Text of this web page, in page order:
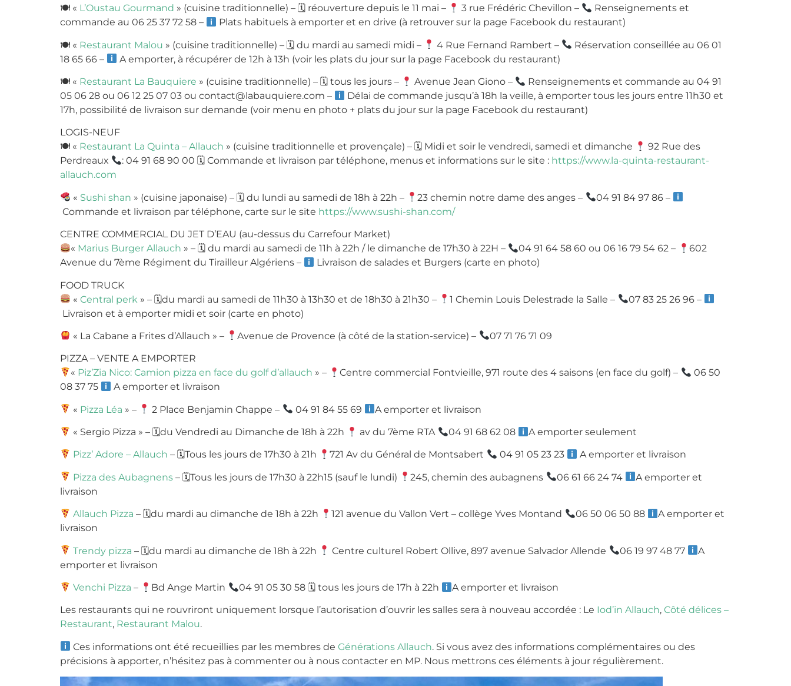
🍽 « L’Oustau Gourmand » (cuisine traditionnelle) – 🗓 réouverture depuis le 11 mai – 3 rue Frédéric Chevillon –
Renseignements et
commande au 06 25 37 72 58 –
Plats habituels à emporter et en drive (à retrouver sur la page Facebook du restaurant)
🍽 « Restaurant Malou » (cuisine traditionnelle) – 🗓 du mardi au samedi midi – 4 Rue Fernand Rambert –
Réservation conseillée au 06 01
18 65 66 –
A emporter, à récupérer de 12h à 13h (voir les plats du jour sur la page Facebook du restaurant)
🍽 « Restaurant La Bauquiere » (cuisine traditionnelle) – 🗓 tous les jours – Avenue Jean Giono –
Renseignements et commande au 04 91
05 06 28 ou 06 12 25 07 03 ou contact@labauquiere.com –
Délai de commande jusqu’à 18h la veille, à emporter tous les jours entre 11h30 et
17h, possibilité de livraison sur demande (voir menu en photo + plats du jour sur la page Facebook du restaurant)
LOGIS-NEUF
🍽 « Restaurant La Quinta – Allauch » (cuisine traditionnelle et provençale) – 🗓 Midi et soir le vendredi, samedi et dimanche
92 Rue des
Perdreaux
: 04 91 68 90 00 🗓 Commande et livraison par téléphone, menus et informations sur le site : https://www.la-quinta-restaurant-
allauch.com
« Sushi shan » (cuisine japonaise) –🗓 du lundi au samedi de 18h à 22h – 23 chemin notre dame des anges –
04 91 84 97 86 –
Commande et livraison par téléphone, carte sur le site https://www.sushi-shan.com/
CENTRE COMMERCIAL DU JET D’EAU (au-dessus du Carrefour Market)
« Marius Burger Allauch » –🗓 du mardi au samedi de 11h à 22h / le dimanche de 17h30 à 22H – 04 91 64 58 60 ou 06 16 79 54 62 –
602
Avenue du 7ème Régiment du Tirailleur Algériens –
Livraison de salades et Burgers (carte en photo)
FOOD TRUCK
«Central perk » –🗓du mardi au samedi de 11h30 à 13h30 et de 18h30 à 21h30 – 1 Chemin Louis Delestrade la Salle –
07 83 25 26 96 –
Livraison et à emporter midi et soir (carte en photo)
« La Cabane a Frites d’Allauch » – Avenue de Provence (à côté de la station-service) – 07 71 76 71 09
PIZZA – VENTE A EMPORTER
« Piz’Zia Nico: Camion pizza en face du golf d’allauch » – Centre commercial Fontvieille, 971 route des 4 saisons (en face du golf) –
06 50
08 37 75
A emporter et livraison
« Pizza Léa » – 2 Place Benjamin Chappe – 04 91 84 55 69 A emporter et livraison
« Sergio Pizza » –🗓du Vendredi au Dimanche de 18h à 22h av du 7ème RTA 04 91 68 62 08 A emporter seulement
Pizz’ Adore – Allauch – 🗓Tous les jours de 17h30 à 21h 721 Av du Général de Montsabert 04 91 05 23 23 A emporter et livraison
Pizza des Aubagnens –🗓Tous les jours de 17h30 à 22h15 (sauf le lundi) 245, chemin des aubagnens 06 61 66 24 74
A emporter et
livraison
Allauch Pizza – 🗓du mardi au dimanche de 18h à 22h 121 avenue du Vallon Vert – collège Yves Montand 06 50 06 50 88
A emporter et
livraison
Trendy pizza –🗓du mardi au dimanche de 18h à 22h Centre culturel Robert Ollive, 897 avenue Salvador Allende 06 19 97 48 77
A
emporter et livraison
Venchi Pizza – Bd Ange Martin 04 91 05 30 58 🗓tous les jours de 17h à 22h A emporter et livraison
Les restaurants qui ne rouvriront uniquement lorsque l’autorisation d’ouvrir les salles sera à nouveau accordée : Le Iod’in Allauch, Côté délices –
Restaurant, Restaurant Malou.
Ces informations ont été recueillies par les membres deGénérations Allauch. Si vous avez des informations complémentaires ou des
précisions à apporter, n’hésitez pas à commenter ou à nous contacter en MP. Nous mettrons ces éléments à jour régulièrement.